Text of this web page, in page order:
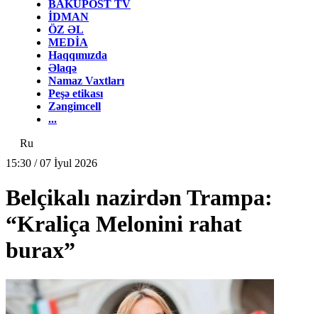
BAKUPOST TV
İDMAN
ÖZ ƏL
MEDİA
Haqqımızda
Əlaqə
Namaz Vaxtları
Peşə etikası
Zəngimcell
...
Ru
15:30 / 07 İyul 2026
Belçikalı nazirdən Trampa:
“Kraliça Melonini rahat
burax”